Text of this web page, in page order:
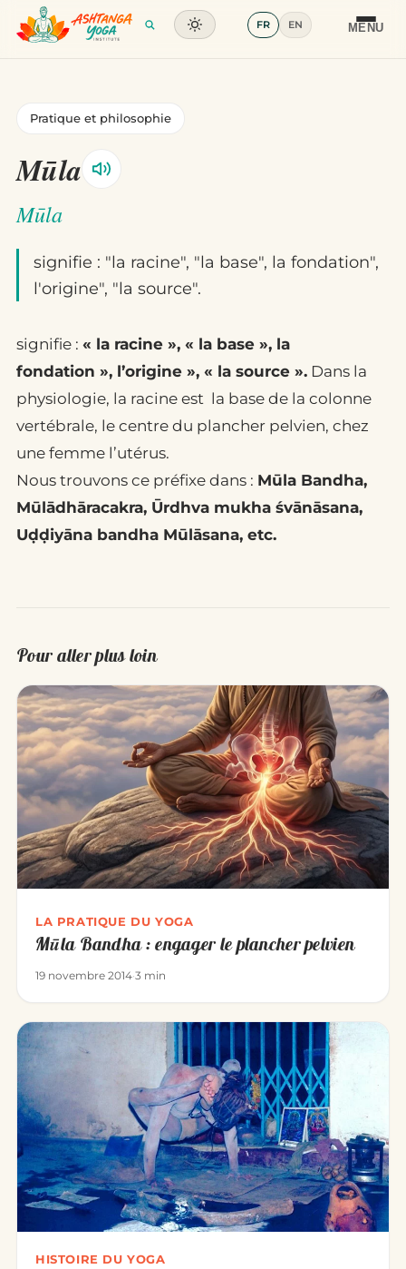
MENU
Formation
Glossaire
Contact
FR EN
Pratique et philosophie
Mūla
Mūla
signifie : "la racine", "la base", la fondation",
l'origine", "la source".
signifie : « la racine », « la base », la
fondation », l’origine », « la source ». Dans la
physiologie, la racine est la base de la colonne
vertébrale, le centre du plancher pelvien, chez
une femme l’utérus.
Nous trouvons ce préfixe dans : Mūla Bandha,
Mūlādhāracakra, Ūrdhva mukha śvānāsana,
Uḍḍiyāna bandha Mūlāsana, etc.
Pour aller plus loin
LA PRATIQUE DU YOGA
Mūla Bandha : engager le plancher pelvien
19 novembre 2014·3 min
HISTOIRE DU YOGA